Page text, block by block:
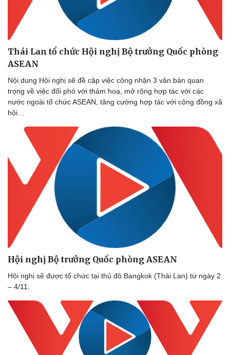
Thể thao
Bóng đá
Lịch thi đấu bóng đá
Thế giới thể thao
eSports
Hậu trường
Ô tô - Xe máy
Xe máy
Tư vấn
Thái Lan tổ chức Hội nghị Bộ trưởng Quốc phòng
ASEAN
Nội dung Hội nghị sẽ đề cập việc công nhận 3 văn bản quan
trọng về việc đối phó với thảm hoạ, mở rộng hợp tác với các
nước ngoài tổ chức ASEAN, tăng cường hợp tác với cộng đồng xã
hội…
Hội nghị Bộ trưởng Quốc phòng ASEAN
Hội nghị sẽ được tổ chức tại thủ đô Bangkok (Thái Lan) từ ngày 2
– 4/11.